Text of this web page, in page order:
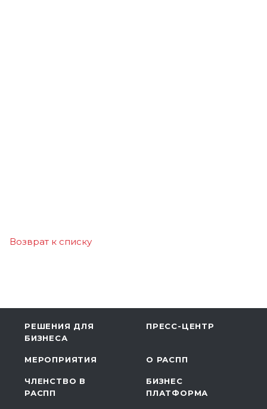
Возврат к списку
РЕШЕНИЯ ДЛЯ
БИЗНЕСА
ПРЕСС-ЦЕНТР
МЕРОПРИЯТИЯ О РАСПП
ЧЛЕНСТВО В
РАСПП
БИЗНЕС
ПЛАТФОРМА